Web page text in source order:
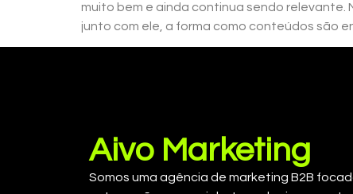
muito bem e ainda continua sendo relevante.
junto com ele, a forma como conteúdos são
Aivo Marketing
Somos uma agência de marketing B2B